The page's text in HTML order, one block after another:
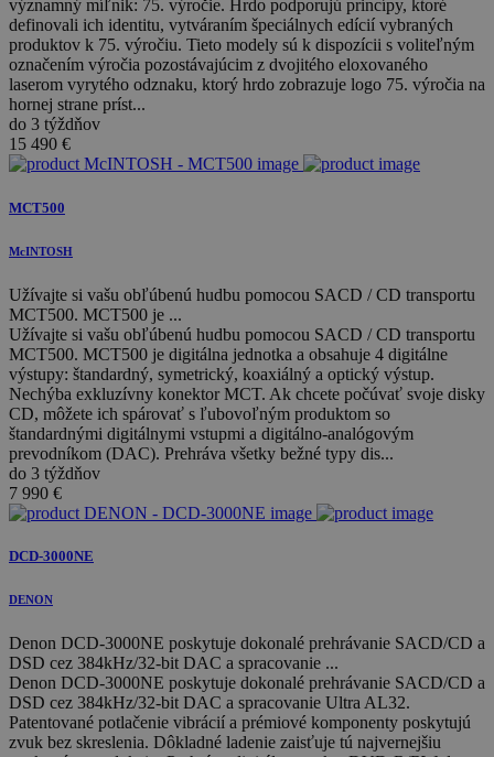
významný míľnik: 75. výročie. Hrdo podporujú princípy, ktoré
definovali ich identitu, vytváraním špeciálnych edícií vybraných
produktov k 75. výročiu. Tieto modely sú k dispozícii s voliteľným
označením výročia pozostávajúcim z dvojitého eloxovaného
laserom vyrytého odznaku, ktorý hrdo zobrazuje logo 75. výročia na
hornej strane príst...
do 3 týždňov
15 490 €
MCT500
McINTOSH
Užívajte si vašu obľúbenú hudbu pomocou SACD / CD transportu
MCT500. MCT500 je ...
Užívajte si vašu obľúbenú hudbu pomocou SACD / CD transportu
MCT500. MCT500 je digitálna jednotka a obsahuje 4 digitálne
výstupy: štandardný, symetrický, koaxiálný a optický výstup.
Nechýba exkluzívny konektor MCT. Ak chcete počúvať svoje disky
CD, môžete ich spárovať s ľubovoľným produktom so
štandardnými digitálnymi vstupmi a digitálno-analógovým
prevodníkom (DAC). Prehráva všetky bežné typy dis...
do 3 týždňov
7 990 €
DCD-3000NE
DENON
Denon DCD-3000NE poskytuje dokonalé prehrávanie SACD/CD a
DSD cez 384kHz/32-bit DAC a spracovanie ...
Denon DCD-3000NE poskytuje dokonalé prehrávanie SACD/CD a
DSD cez 384kHz/32-bit DAC a spracovanie Ultra AL32.
Patentované potlačenie vibrácií a prémiové komponenty poskytujú
zvuk bez skreslenia. Dôkladné ladenie zaisťuje tú najvernejšiu